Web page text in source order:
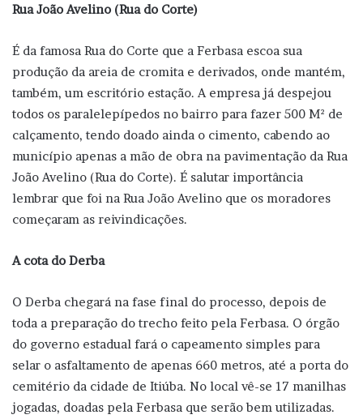
Rua João Avelino (Rua do Corte)
É da famosa Rua do Corte que a Ferbasa escoa sua
produção da areia de cromita e derivados, onde mantém,
também, um escritório estação. A empresa já despejou
todos os paralelepípedos no bairro para fazer 500 M² de
calçamento, tendo doado ainda o cimento, cabendo ao
município apenas a mão de obra na pavimentação da Rua
João Avelino (Rua do Corte). É salutar importância
lembrar que foi na Rua João Avelino que os moradores
começaram as reivindicações.
A cota do Derba
O Derba chegará na fase final do processo, depois de
toda a preparação do trecho feito pela Ferbasa. O órgão
do governo estadual fará o capeamento simples para
selar o asfaltamento de apenas 660 metros, até a porta do
cemitério da cidade de Itiúba. No local vê-se 17 manilhas
jogadas, doadas pela Ferbasa que serão bem utilizadas.